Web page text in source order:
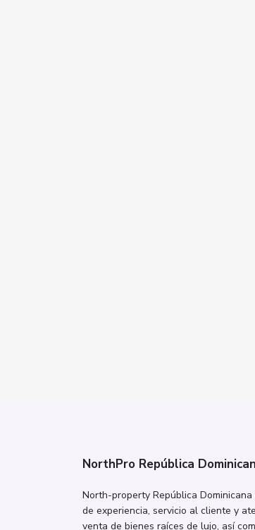
NorthPro República
North-property República
de experiencia, servicio al cliente y
venta de bienes raíces de lujo, así